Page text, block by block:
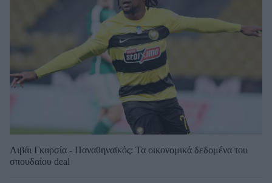
Λιβάι Γκαρσία - Παναθηναϊκός: Τα οικονομικά δεδομένα του
σπουδαίου deal